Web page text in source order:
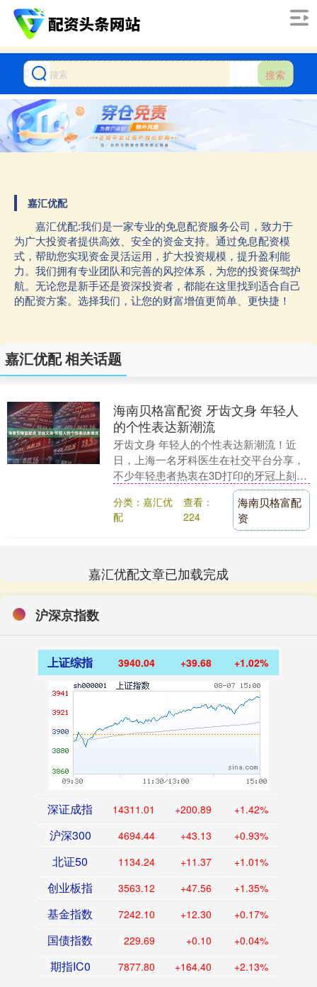
搜索
嘉汇优配
嘉汇优配:我们是一家专业的免息配资服务公司，致力于
为广大投资者提供高效、安全的资金支持。通过免息配资模
式，帮助您实现资金灵活运用，扩大投资规模，提升盈利能
力。我们拥有专业团队和完善的风控体系，为您的投资保驾护
航。无论您是新手还是资深投资者，都能在这里找到适合自己
的配资方案。选择我们，让您的财富增值更简单、更快捷！
嘉汇优配 相关话题
海南贝格富配资 牙齿文身 年轻人
的个性表达新潮流
牙齿文身 年轻人的个性表达新潮流！近
日，上海一名牙科医生在社交平台分享，
不少年轻患者热衷在3D打印的牙冠上刻
字，“发财”“上岸”成了热门选择。网友戏称
这是“牙齿....
分类：嘉汇优
配
查看：
224
海南贝格富配
资
嘉汇优配文章已加载完成
沪深京指数
上证综指 3940.04 +39.68 +1.02%
深证成指 14311.01 +200.89 +1.42%
沪深300 4694.44 +43.13 +0.93%
北证50 1134.24 +11.37 +1.01%
创业板指 3563.12 +47.56 +1.35%
基金指数 7242.10 +12.30 +0.17%
国债指数 229.69 +0.10 +0.04%
期指IC0 7877.80 +164.40 +2.13%